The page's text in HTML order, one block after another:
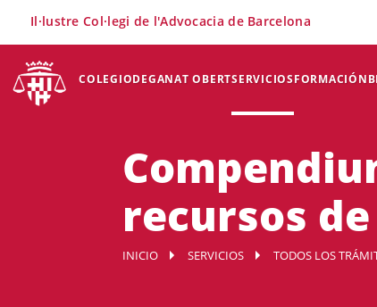
COLEGIODEGANAT OBERTSERVICIOSFORMACIÓN
Il·lustre Col·legi de l'Advocacia de Barcelona
recursos
INICIO SERVICIOS TODOS LOS